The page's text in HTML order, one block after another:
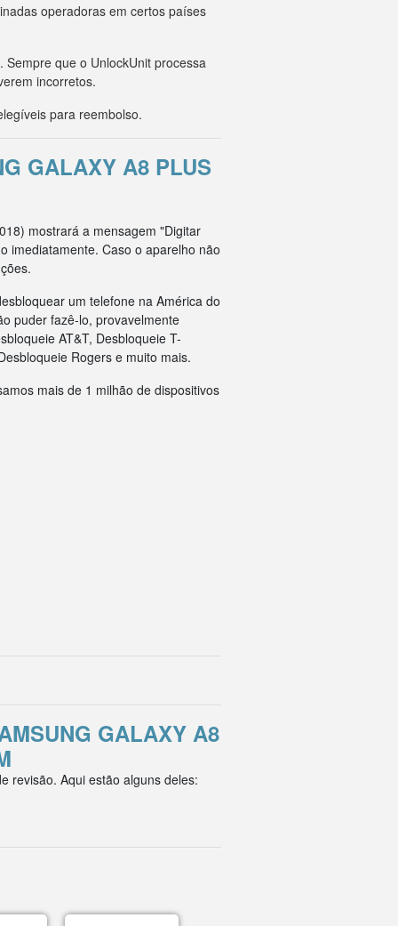
operadoras em certos países
que o UnlockUnit processa
incorretos.
para reembolso.
GALAXY A8 PLUS
mostrará a mensagem "Digitar
imediatamente. Caso o aparelho não
um telefone na América do
puder fazê-lo, provavelmente
AT&T, Desbloqueie T-
Rogers e muito mais.
mais de 1 milhão de dispositivos
GALAXY A8
revisão. Aqui estão alguns deles: